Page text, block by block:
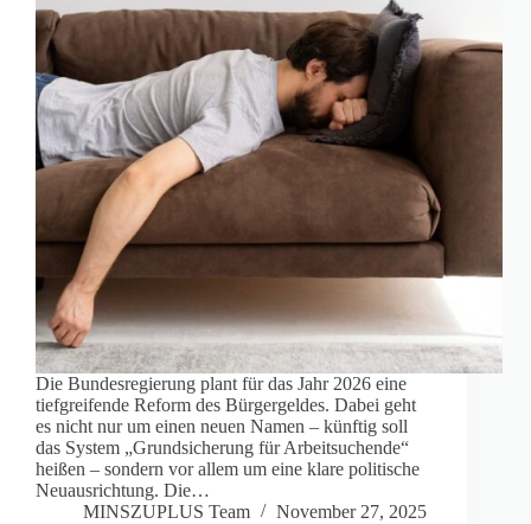
Die Bundesregierung plant für das Jahr 2026 eine
tiefgreifende Reform des Bürgergeldes. Dabei geht
es nicht nur um einen neuen Namen – künftig soll
das System „Grundsicherung für Arbeitsuchende“
heißen – sondern vor allem um eine klare politische
Neuausrichtung. Die…
MINSZUPLUS Team
November 27, 2025